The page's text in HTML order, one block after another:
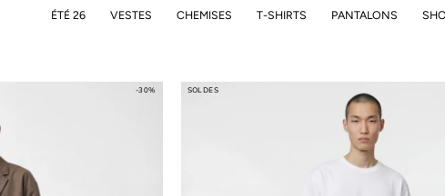
ÉTÉ 26 VESTES CHEMISES T-SHIRTS PANTALONS
-30% SOLDES